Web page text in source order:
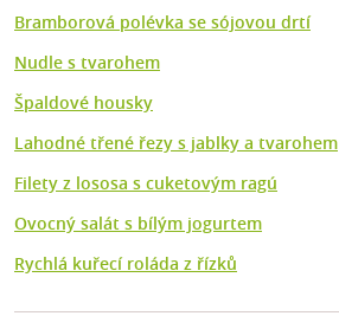
Bramborová polévka se sójovou drtí
Nudle s tvarohem
Špaldové housky
Lahodné třené řezy s jablky a tvarohem
Filety z lososa s cuketovým ragú
Ovocný salát s bílým jogurtem
Rychlá kuřecí roláda z řízků